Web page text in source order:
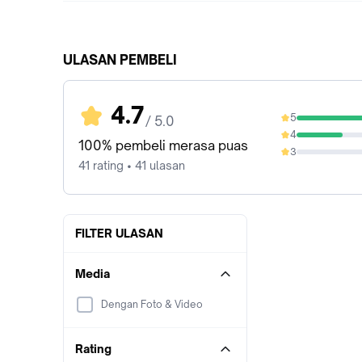
ULASAN PEMBELI
4.7/ 5.0
100% pembeli merasa puas
41 rating • 41 ulasan
5
68.29%
4
31.71%
3
0%
FILTER ULASAN
Media
Dengan Foto & Video
Rating